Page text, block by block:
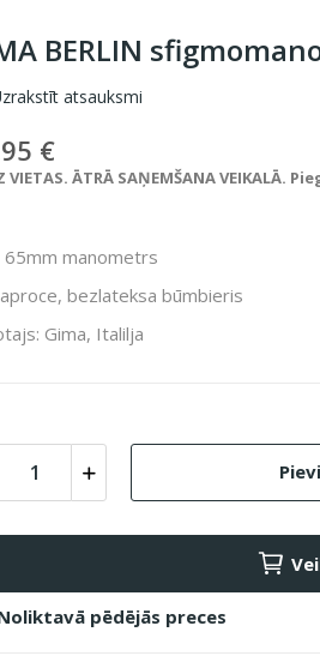
BERLIN
atsauksmi
€
VIETAS. ĀTRĀ SAŅEMŠANA VEIKALĀ.
65mm manometrs
bezlateksa būmbieris
Gima, Italilja
pēdējās preces